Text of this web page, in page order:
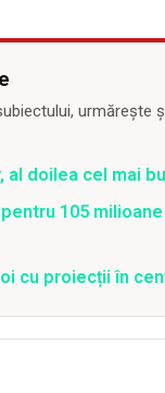
urmărește
al doilea cel mai
105
cu proiecții în